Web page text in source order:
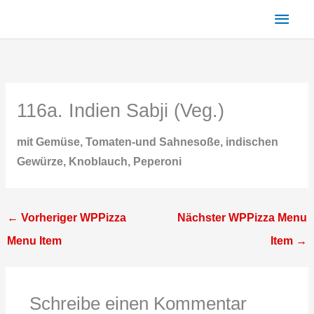
116a. Indien Sabji (Veg.)
mit Gemüse, Tomaten-und Sahnesoße, indischen
Gewürze, Knoblauch, Peperoni
← Vorheriger WPPizza
Menu Item
Nächster WPPizza Menu
Item →
Schreibe einen Kommentar